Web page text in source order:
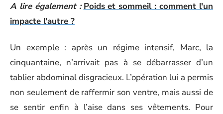
A lire également : Poids et sommeil : comment l'un
impacte l'autre ?
Un exemple : après un régime intensif, Marc, la
cinquantaine, n’arrivait pas à se débarrasser d’un
tablier abdominal disgracieux. L’opération lui a permis
non seulement de raffermir son ventre, mais aussi de
se sentir enfin à l’aise dans ses vêtements. Pour